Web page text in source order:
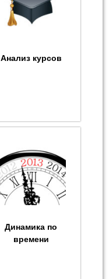
Анализ курсов
Динамика по
времени